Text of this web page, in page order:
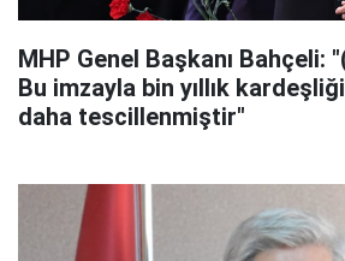
MHP Genel Başkanı Bahçeli:
Bu imzayla bin yıllık
daha tescillenmiştir"